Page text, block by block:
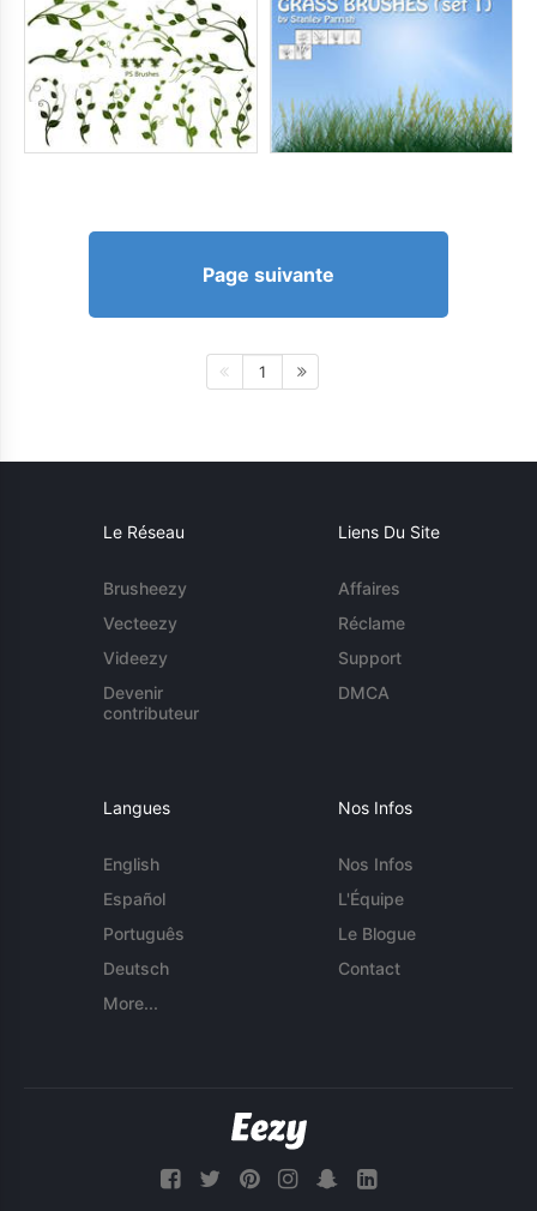
Page suivante
1
Le Réseau
Brusheezy
Vecteezy
Videezy
Devenir
contributeur
Liens Du Site
Affaires
Réclame
Support
DMCA
Langues
English
Español
Português
Deutsch
More...
Nos Infos
Nos Infos
L'Équipe
Le Blogue
Contact